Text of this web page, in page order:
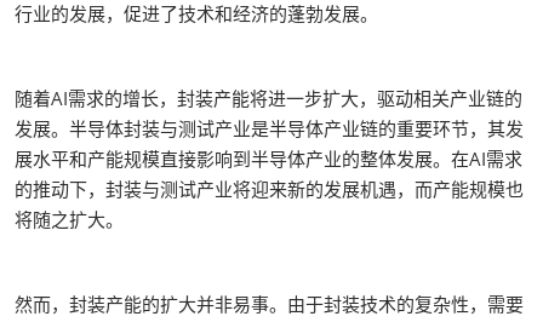
行业的发展，促进了技术和经济的蓬勃发展。
随着AI需求的增长，封装产能将进一步扩大，驱动相关产业链的
发展。半导体封装与测试产业是半导体产业链的重要环节，其发
展水平和产能规模直接影响到半导体产业的整体发展。在AI需求
的推动下，封装与测试产业将迎来新的发展机遇，而产能规模也
将随之扩大。
然而，封装产能的扩大并非易事。由于封装技术的复杂性，需要